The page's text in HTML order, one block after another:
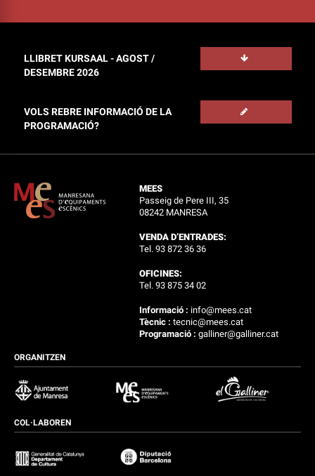
LLIBRET KURSAAL - AGOST /
DESEMBRE 2026
VOLS REBRE INFORMACIÓ DE LA
PROGRAMACIÓ?
MEES
Passeig de Pere III, 35
08242 MANRESA
VENDA D’ENTRADES:
Tel. 93 872 36 36
OFICINES:
Tel. 93 875 34 02
Informació : info@mees.cat
Tècnic :tecnic@mees.cat
Programació :galliner@galliner.cat
ORGANITZEN
COL·LABOREN